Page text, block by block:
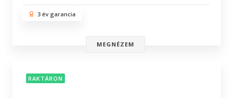
3 év garancia
MEGNÉZEM
RAKTÁRON